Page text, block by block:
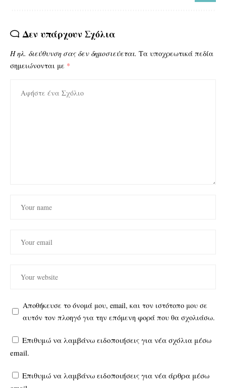
Δεν υπάρχουν Σχόλια
Η ηλ. διεύθυνση σας δεν δημοσιεύεται. Τα υποχρεωτικά πεδία
σημειώνονται με *
Αποθήκευσε το όνομά μου, email, και τον ιστότοπο μου σε
αυτόν τον πλοηγό για την επόμενη φορά που θα σχολιάσω.
Επιθυμώ να λαμβάνω ειδοποιήσεις για νέα σχόλια μέσω
email.
Επιθυμώ να λαμβάνω ειδοποιήσεις για νέα άρθρα μέσω